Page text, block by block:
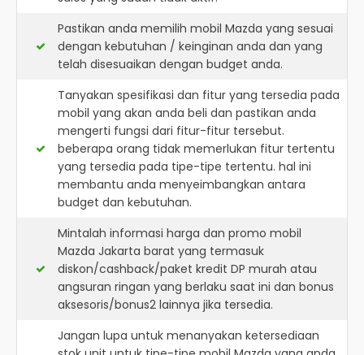
Pastikan anda memilih mobil Mazda yang sesuai
dengan kebutuhan / keinginan anda dan yang
telah disesuaikan dengan budget anda.
Tanyakan spesifikasi dan fitur yang tersedia pada
mobil yang akan anda beli dan pastikan anda
mengerti fungsi dari fitur-fitur tersebut.
beberapa orang tidak memerlukan fitur tertentu
yang tersedia pada tipe-tipe tertentu. hal ini
membantu anda menyeimbangkan antara
budget dan kebutuhan.
Mintalah informasi harga dan promo mobil
Mazda Jakarta barat yang termasuk
diskon/cashback/paket kredit DP murah atau
angsuran ringan yang berlaku saat ini dan bonus
aksesoris/bonus2 lainnya jika tersedia.
Jangan lupa untuk menanyakan ketersediaan